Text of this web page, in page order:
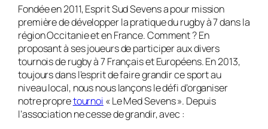
Fondée en 2011, Esprit Sud Sevens a pour mission
première de développer la pratique du rugby à 7 dans la
région Occitanie et en France. Comment ? En
proposant à ses joueurs de participer aux divers
tournois de rugby à 7 Français et Européens. En 2013,
toujours dans l’esprit de faire grandir ce sport au
niveau local, nous nous lançons le défi d’organiser
notre propretournoi « Le Med Sevens ». Depuis
l’association ne cesse de grandir, avec :